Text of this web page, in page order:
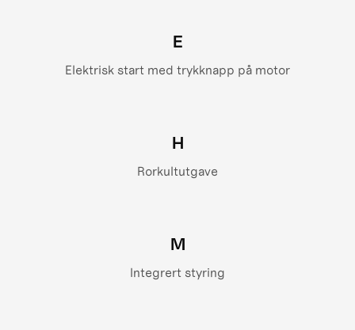
E
Elektrisk start med trykknapp på motor
H
Rorkultutgave
M
Integrert styring